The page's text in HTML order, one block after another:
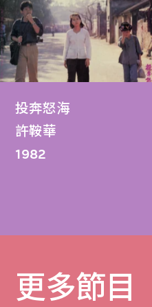
投奔怒海
許鞍華
1982
更多節目